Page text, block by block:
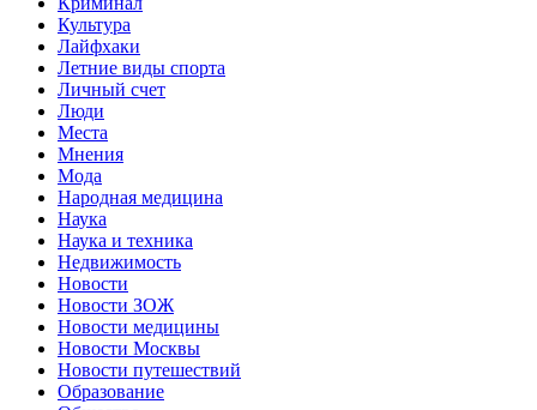
Культура
Лайфхаки
Летние виды спорта
Личный счет
Люди
Места
Мнения
Мода
Народная медицина
Наука
Наука и техника
Недвижимость
Новости
Новости ЗОЖ
Новости медицины
Новости Москвы
Новости путешествий
Образование